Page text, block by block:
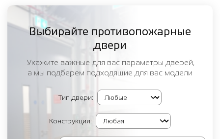
Выбирайте противопожарные
двери
Укажите важные для вас параметры дверей,
а мы подберем подходящие для вас модели
Тип двери:
Конструкция: